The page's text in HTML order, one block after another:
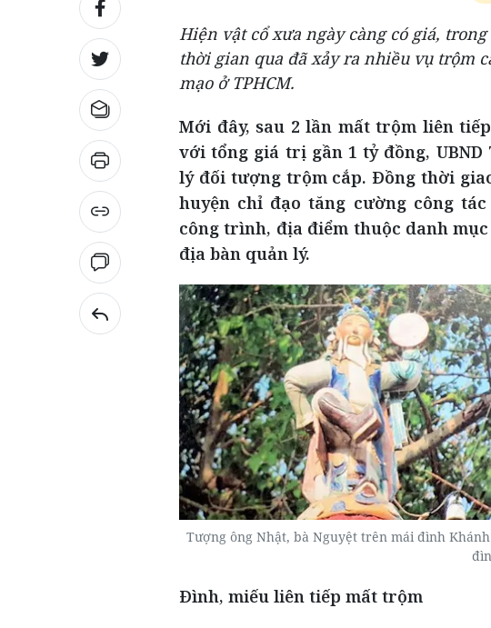
Hiện vật cổ xưa ngày càng có giá,
thời gian qua đã xảy ra nhiều vụ trộm
mạo ở TPHCM.
Mới đây, sau 2 lần mất trộm liên
với tổng giá trị gần 1 tỷ đồng,
lý đối tượng trộm cắp. Đồng thời
huyện chỉ đạo tăng cường công
công trình, địa điểm thuộc danh
địa bàn quản lý.
Tượng ông Nhật, bà Nguyệt trên mái đình
Đình, miếu liên tiếp mất trộm